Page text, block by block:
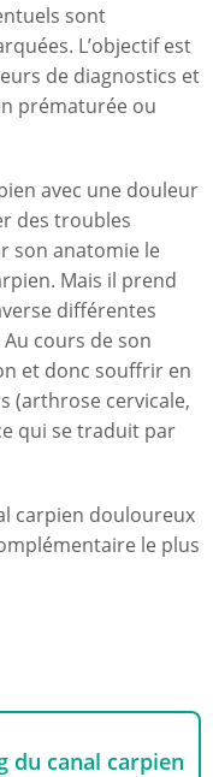
sont
L’objectif est
de diagnostics et
prématurée ou
avec une douleur
des troubles
son anatomie le
Mais il prend
différentes
cours de son
et donc souffrir en
(arthrose cervicale,
qui se traduit par
carpien douloureux
le plus
du canal carpien